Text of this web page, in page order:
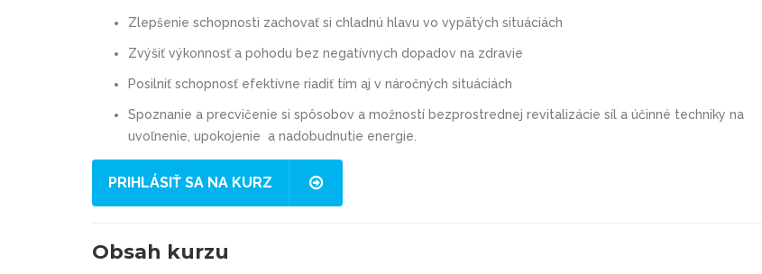
Zlepšenie schopnosti zachovať si chladnú hlavu vo vypätých situáciách
Zvýšiť výkonnosť a pohodu bez negatívnych dopadov na zdravie
Posilniť schopnosť efektívne riadiť tím aj v náročných situáciách
Spoznanie a precvičenie si spôsobov a možností bezprostrednej revitalizácie síl a účinné techniky na
uvoľnenie, upokojenie a nadobudnutie energie.
PRIHLÁSIŤ SA NA KURZ
Obsah kurzu